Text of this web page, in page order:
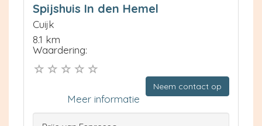
Spijshuis In den Hemel
Cuijk
8.1 km
Waardering:
Neem contact op
Meer informatie